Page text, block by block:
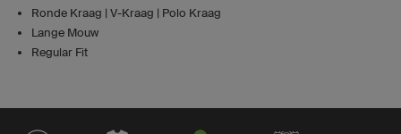
Ronde Kraag | V-Kraag | Polo Kraag
Lange Mouw
Regular Fit